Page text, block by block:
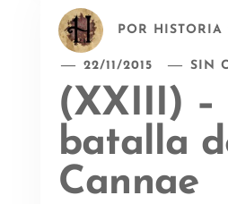
POR HISTORIA
22/11/2015 SIN
(XXIII) –
batalla
Cannae